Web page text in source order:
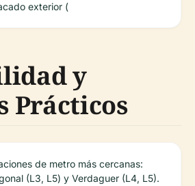
exterior (
y
Prácticos
de metro más cercanas:
(L3, L5) y Verdaguer (L4, L5).